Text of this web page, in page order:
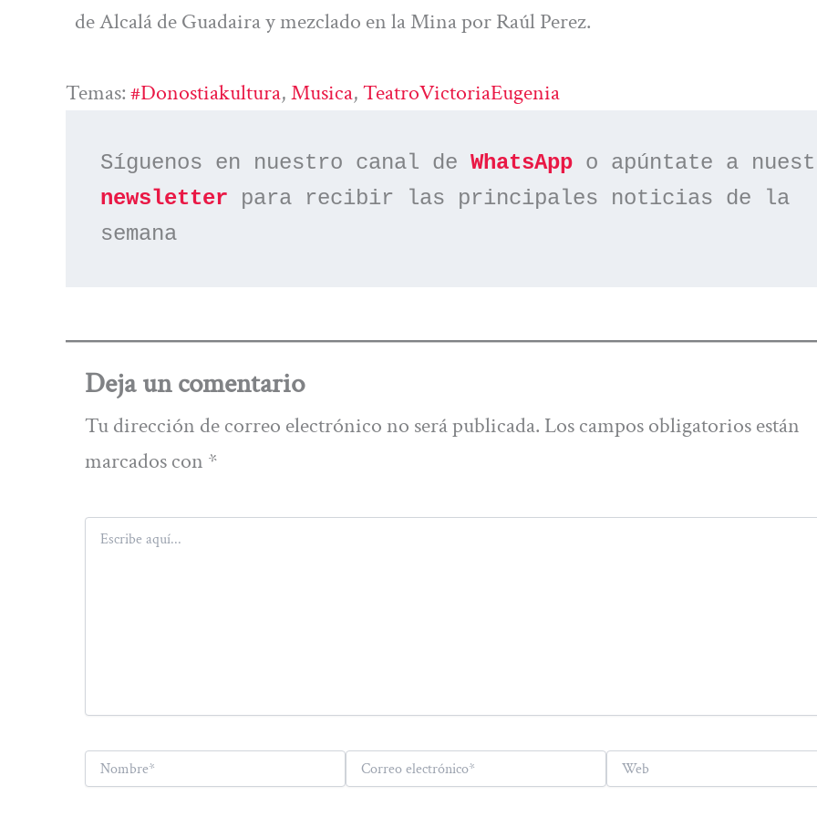
de Alcalá de Guadaira y mezclado en la Mina por Raúl Perez.
Temas:#donostiakultura, Musica, TeatroVictoriaEugenia
Síguenos en nuestro canal de WhatsApp
newsletter para recibir las principales noticias de la
semana
Deja un comentario
Tu dirección de correo electrónico no será publicada. Los campos obligatorios están
marcados con *
Escribe
aquí...
electrónico*